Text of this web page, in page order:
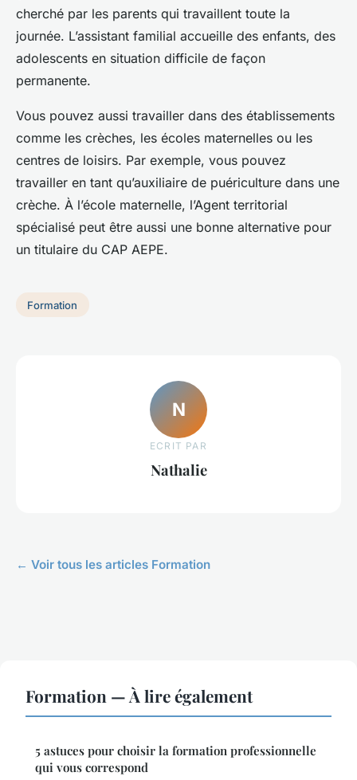
cherché par les parents qui travaillent toute la
journée. L’assistant familial accueille des enfants, des
adolescents en situation difficile de façon
permanente.
Vous pouvez aussi travailler dans des établissements
comme les crèches, les écoles maternelles ou les
centres de loisirs. Par exemple, vous pouvez
travailler en tant qu’auxiliaire de puériculture dans une
crèche. À l’école maternelle, l’Agent territorial
spécialisé peut être aussi une bonne alternative pour
un titulaire du CAP AEPE.
Formation
N
ECRIT PAR
Nathalie
← Voir tous les articles Formation
Formation — À lire également
5 astuces pour choisir la formation professionnelle
qui vous correspond